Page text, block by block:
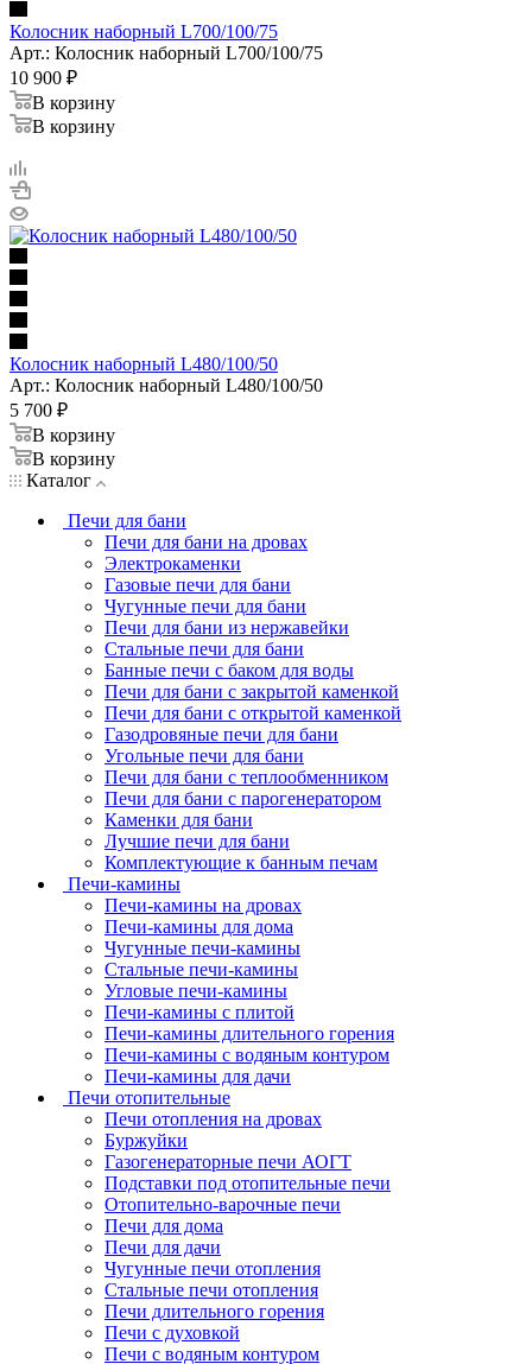
Колосник наборный L700/100/75
Арт.: Колосник наборный L700/100/75
10 900 ₽
В корзину
В корзину
Колосник наборный L480/100/50
Арт.: Колосник наборный L480/100/50
5 700 ₽
В корзину
В корзину
Каталог
Печи для бани
Печи для бани на дровах
Электрокаменки
Газовые печи для бани
Чугунные печи для бани
Печи для бани из нержавейки
Стальные печи для бани
Банные печи с баком для воды
Печи для бани с закрытой каменкой
Печи для бани с открытой каменкой
Газодровяные печи для бани
Угольные печи для бани
Печи для бани с теплообменником
Печи для бани с парогенератором
Каменки для бани
Лучшие печи для бани
Комплектующие к банным печам
Печи-камины
Печи-камины на дровах
Печи-камины для дома
Чугунные печи-камины
Стальные печи-камины
Угловые печи-камины
Печи-камины с плитой
Печи-камины длительного горения
Печи-камины с водяным контуром
Печи-камины для дачи
Печи отопительные
Печи отопления на дровах
Буржуйки
Газогенераторные печи АОГТ
Подставки под отопительные печи
Отопительно-варочные печи
Печи для дома
Печи для дачи
Чугунные печи отопления
Стальные печи отопления
Печи длительного горения
Печи с духовкой
Печи с водяным контуром